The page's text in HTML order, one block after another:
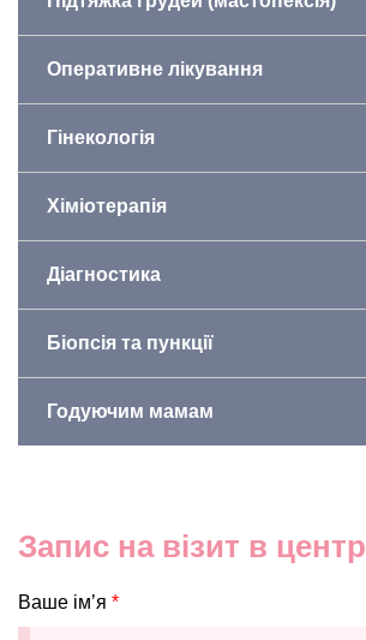
Оперативне лікування
Гінекологія
Хіміотерапія
Діагностика
Біопсія та пункції
Годуючим мамам
Запис на візит в центр
Ваше ім’я *